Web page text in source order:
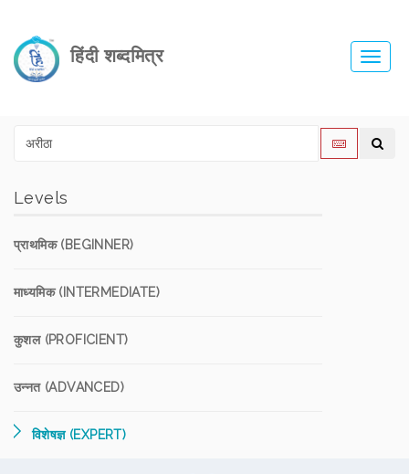
हिंदी शब्दमित्र
Levels
प्राथमिक (BEGINNER)
माध्यमिक (INTERMEDIATE)
कुशल (PROFICIENT)
उन्नत (ADVANCED)
विशेषज्ञ (EXPERT)